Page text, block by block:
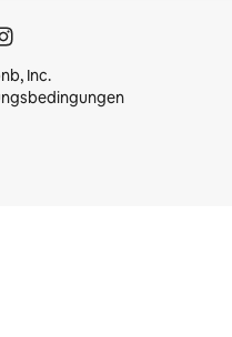
Inc.